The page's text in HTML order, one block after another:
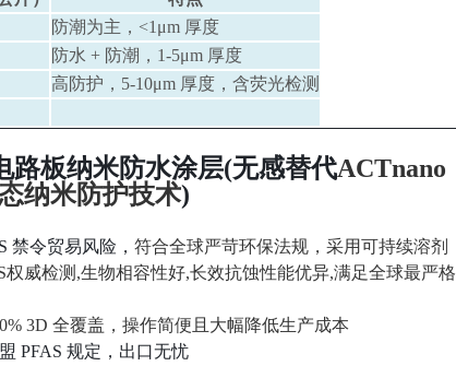
防潮为主，<1μm 厚度
防水 + 防潮，1-5μm 厚度
高防护，5-10μm 厚度，含荧光检测
路板纳米防水涂层(无感替代ACTnano
纳米防护技术)
禁令贸易风险， 符合全球严苛环保法规，采用可持续溶剂
威检测,生物相容性好,长效抗蚀性能优异,满足全球最严格
3D 全覆盖 ‌，操作简便且大幅降低生产成本
PFAS 规定，出口无忧